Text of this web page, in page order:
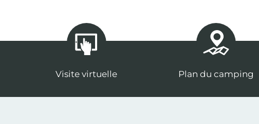
Visite virtuelle Plan du camping